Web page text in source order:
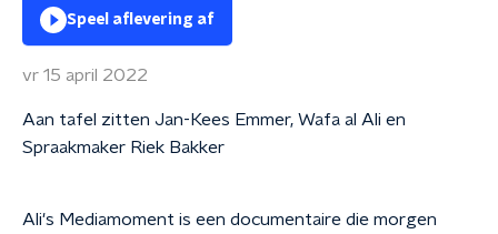
Speel aflevering af
vr 15 april 2022
Aan tafel zitten Jan-Kees Emmer, Wafa al Ali en
Spraakmaker Riek Bakker
Ali's Mediamoment is een documentaire die morgen